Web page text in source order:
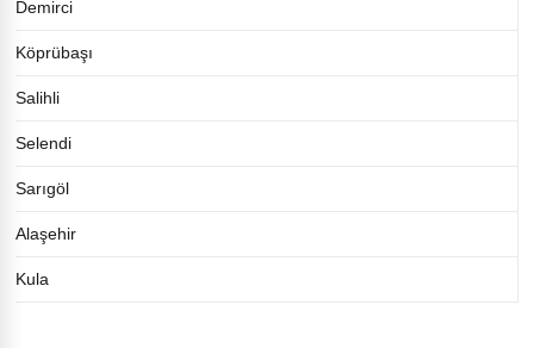
Demirci
Köprübaşı
Salihli
Selendi
Sarıgöl
Alaşehir
Kula